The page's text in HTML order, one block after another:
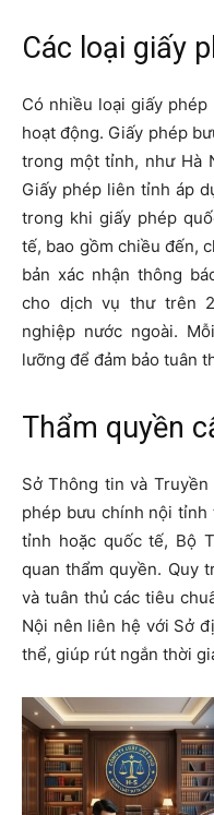
Các loại giấy
Có nhiều loại giấy
hoạt động. Giấy phép
trong một tỉnh, như Hà
Giấy phép liên tỉnh áp
trong khi giấy phép
tế, bao gồm chiều đến,
bản xác nhận thông
cho dịch vụ thư trên
nghiệp nước ngoài.
lưỡng để đảm bảo tuân
Thẩm quyền
Sở Thông tin và
phép bưu chính nội
tỉnh hoặc quốc tế, Bộ
quan thẩm quyền. Quy
và tuân thủ các tiêu
Nội nên liên hệ với Sở
thể, giúp rút ngắn thời